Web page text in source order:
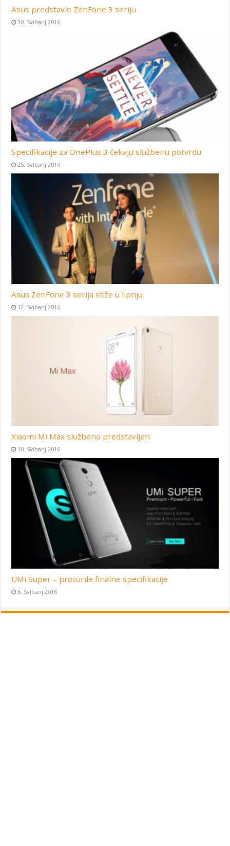
Asus predstavio ZenFone 3 seriju
30. Svibanj 2016
Specifikacije za OnePlus 3 čekaju službenu potvrdu
25. Svibanj 2016
Asus ZenFone 3 serija stiže u lipnju
12. Svibanj 2016
Xiaomi Mi Max službeno predstavljen
10. Svibanj 2016
UMi Super – procurile finalne specifikacije
6. Svibanj 2016